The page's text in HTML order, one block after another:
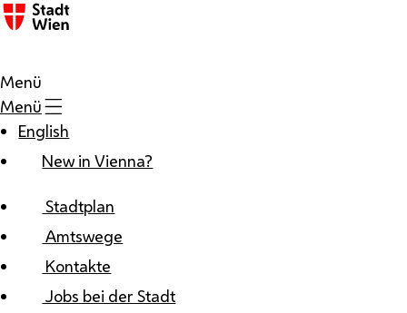
Zum Inhalt
Menü
Menü
English
New in Vienna?
Stadtplan
Amtswege
Kontakte
Jobs bei der Stadt